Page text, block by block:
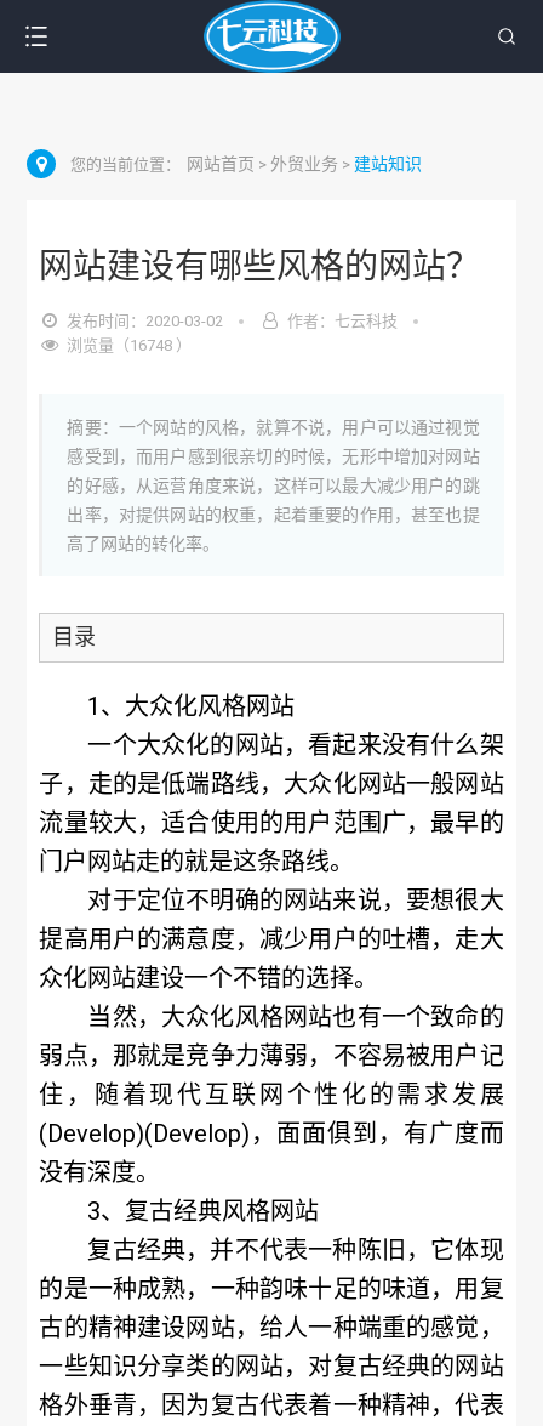
您的当前位置： 网站首页 > 外贸业务 > 建站知识
网站建设有哪些风格的网站？
发布时间：2020-03-02
作者：七云科技
浏览量（16748 ）
摘要：一个网站的风格，就算不说，用户可以通过视觉
感受到，而用户感到很亲切的时候，无形中增加对网站
的好感，从运营角度来说，这样可以最大减少用户的跳
出率，对提供网站的权重，起着重要的作用，甚至也提
高了网站的转化率。
目录
1、大众化风格网站
一个大众化的网站，看起来没有什么架
子，走的是低端路线，大众化网站一般网站
流量较大，适合使用的用户范围广，最早的
门户网站走的就是这条路线。
对于定位不明确的网站来说，要想很大
提高用户的满意度，减少用户的吐槽，走大
众化网站建设一个不错的选择。
当然，大众化风格网站也有一个致命的
弱点，那就是竞争力薄弱，不容易被用户记
住，随着现代互联网个性化的需求发展
(Develop)(Develop)，面面俱到，有广度而
没有深度。
3、复古经典风格网站
复古经典，并不代表一种陈旧，它体现
的是一种成熟，一种韵味十足的味道，用复
古的精神建设网站，给人一种端重的感觉，
一些知识分享类的网站，对复古经典的网站
格外垂青，因为复古代表着一种精神，代表